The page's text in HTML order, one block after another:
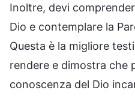
Inoltre, devi
Dio e contemplare la
Questa è la migliore
rendere e dimostra che
conoscenza del Dio